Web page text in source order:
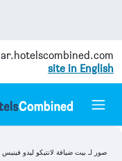
ar.hotelscombined.com
site in English
صور لـ بيت ضيافة لانتيكو ليدو فينيس